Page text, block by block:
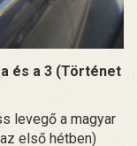
és a 3 (Történet
levegő a magyar
első hétben)